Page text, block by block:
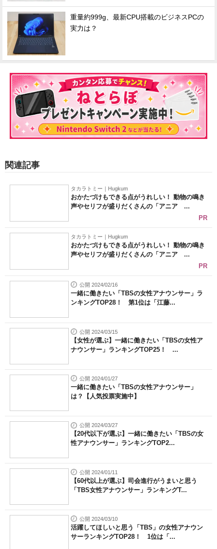
重量約999g、最新CPU搭載のビジネスPCの
実力は？
関連記事
タカラトミー｜Hugkum
おかたづけもできる点がうれしい！ 動物の鳴き
声やセリフが盛りだくさんの「アニア ...
PR
タカラトミー｜Hugkum
おかたづけもできる点がうれしい！ 動物の鳴き
声やセリフが盛りだくさんの「アニア ...
PR
公開 2024/02/16
一緒に働きたい「TBSの女性アナウンサー」ラ
ンキングTOP28！ 第1位は「江藤...
公開 2024/03/15
【女性が選ぶ】一緒に働きたい「TBSの女性ア
ナウンサー」ランキングTOP25！ ...
公開 2024/01/27
一緒に働きたい「TBSの女性アナウンサー」
は？【人気投票実施中】
公開 2024/03/27
【20代以下が選ぶ】一緒に働きたい「TBSの女
性アナウンサー」ランキングTOP2...
公開 2024/01/11
【60代以上が選ぶ】司会進行がうまいと思う
「TBS女性アナウンサー」ランキングT...
公開 2024/03/10
活躍してほしいと思う「TBS」の女性アナウン
サーランキングTOP28！ 1位は「...